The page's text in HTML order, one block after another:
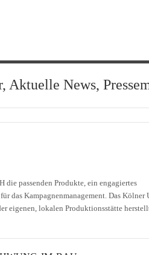
Aktuelle News,
die passenden Produkte, ein engagiertes
das Kampagnenmanagement. Das Kölner
eigenen, lokalen Produktionsstätte